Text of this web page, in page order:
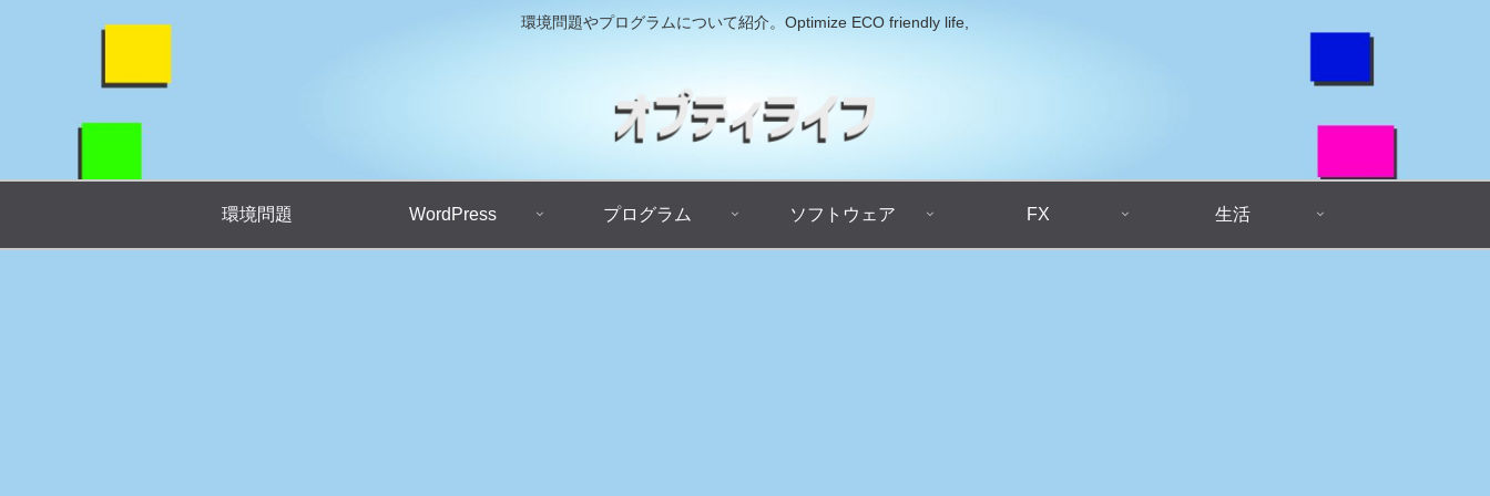
環境問題やプログラムについて紹介。Optimize ECO friendly life,
環境問題 WordPress プログラム ソフトウェア FX 生活